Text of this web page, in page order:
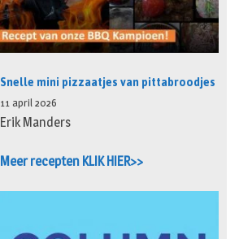
Snelle mini pizzaatjes van pittabroodjes
11 april 2026
Erik Manders
Meer recepten KLIK HIER>>